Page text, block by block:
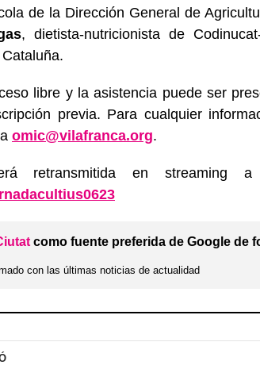
de la Dirección General de
, dietista-nutricionista de
libre y la asistencia puede ser
previa. Para cualquier
omic@vilafranca.org.
retransmitida en streaming
como fuente preferida de Google de
con las últimas noticias de actualidad